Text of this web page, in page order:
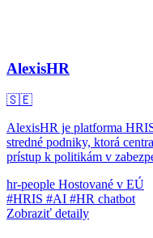
AlexisHR
🇸🇪
AlexisHR je platforma
stredné podniky, ktorá
prístup k politikám v
hr-people Hostované v EÚ
#HRIS #AI #HR chatbot
Zobraziť detaily